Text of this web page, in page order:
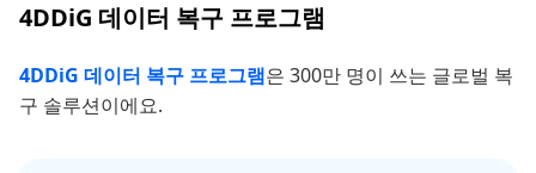
4DDiG 데이터 복구 프로그램
4DDiG 데이터 복구 프로그램은 300만 명이 쓰는 글로벌 복
구 솔루션이에요.